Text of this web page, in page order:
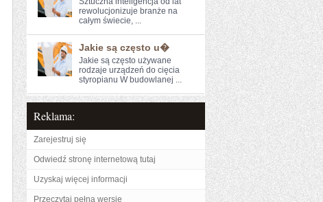
rewolucjonizuje ⁢branże na
całym świecie, ...
Jakie są często u�
Jakie są często używane
rodzaje urządzeń do cięcia
styropianu W budowlanej ...
Reklama:
Zarejestruj się
Odwiedź stronę internetową tutaj
Uzyskaj więcej informacji
Przeczytaj pełną wersję